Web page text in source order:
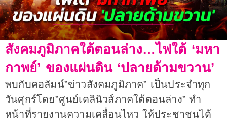
สังคมภูมิภาคใต้ตอนล่าง…ไฟใต้ ‘มหา
กาพย์’ ของแผ่นดิน ‘ปลายด้ามขวาน’
พบกับคอลัมน์”ข่าวสังคมภูมิภาค” เป็นประจำทุก
วันศุกร์โดย”ศูนย์เดลินิวส์ภาคใต้ตอนล่าง” ทำ
หน้าที่รายงานความเคลื่อนไหว ให้ประชาชนได้